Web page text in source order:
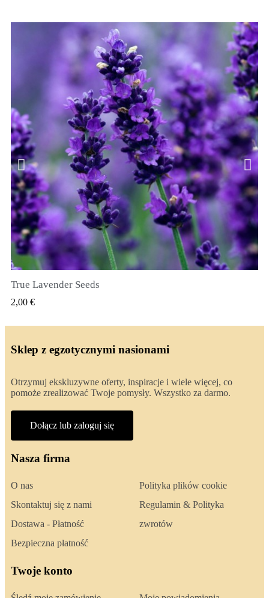
SZYBKI PODGLĄD
True Lavender Seeds
2,00 €
Sklep z egzotycznymi nasionami
Otrzymuj ekskluzywne oferty, inspiracje i wiele więcej, co
pomoże zrealizować Twoje pomysły. Wszystko za darmo.
Dołącz lub zaloguj się
Nasza firma
O nas
Skontaktuj się z nami
Dostawa - Płatność
Bezpieczna płatność
Polityka plików cookie
Regulamin & Polityka
zwrotów
Twoje konto